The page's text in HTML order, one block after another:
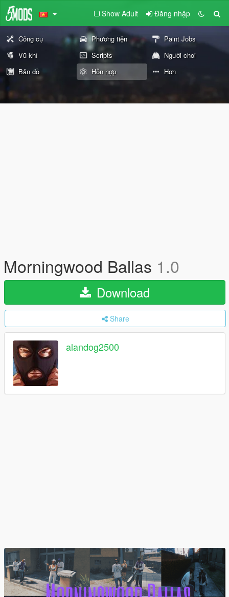
Show Adult Đăng nhập
Công cụ Phương tiện
Paint Jobs
Vũ khí
Scripts
Người chơi
Bản đồ
Hỗn hợp Hơn
Morningwood Ballas 1.0
Download
Share
alandog2500